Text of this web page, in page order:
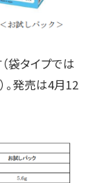
袋タイプでは
。発売は4月12